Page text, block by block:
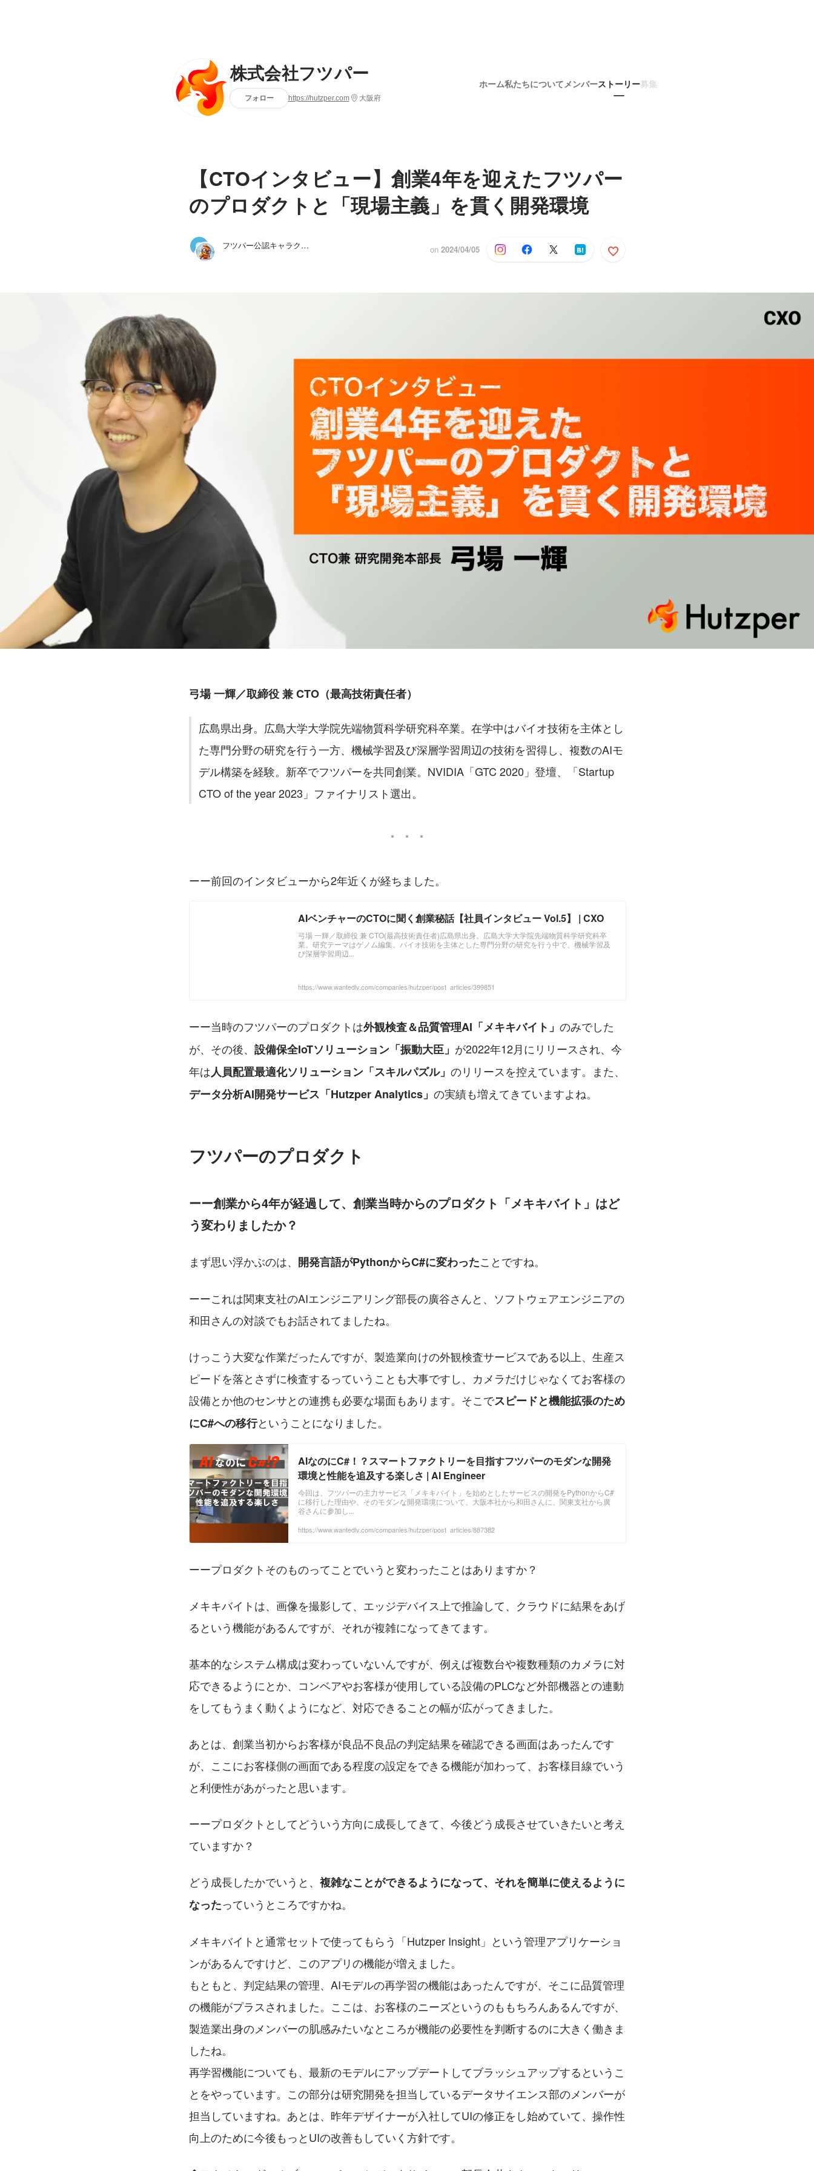
株式会社フツパー
フォロー https://hutzper.com 大阪府
ホーム私たちについて メンバーストーリー募集
【CTOインタビュー】創業4年を迎えたフツパー
のプロダクトと「現場主義」を貫く開発環境
フツパー公認キャラクター Hutzpy（フツピー）, 島本 海舟 他19人
on 2024/04/05
弓場 一輝／取締役 兼 CTO（最高技術責任者）
広島県出身。広島大学大学院先端物質科学研究科卒業。在学中はバイオ技術を主体とし
た専門分野の研究を行う一方、機械学習及び深層学習周辺の技術を習得し、複数のAIモ
デル構築を経験。新卒でフツパーを共同創業。NVIDIA「GTC 2020」登壇、「Startup
CTO of the year 2023」ファイナリスト選出。
ーー前回のインタビューから2年近くが経ちました。
AIベンチャーのCTOに聞く創業秘話【社員インタビュー Vol.5】 | CXO
弓場 一輝／取締役 兼 CTO(最高技術責任者)広島県出身。広島大学大学院先端物質科学研究科卒
業。研究テーマはゲノム編集。バイオ技術を主体とした専門分野の研究を行う中で、機械学習及
び深層学習周辺...
https://www.wantedly.com/companies/hutzper/post_articles/399851
ーー当時のフツパーのプロダクトは外観検査＆品質管理AI「メキキバイト」 のみでした
が、その後、 設備保全IoTソリューション「振動大臣」 が2022年12月にリリースされ、今
年は人員配置最適化ソリューション「スキルパズル」 のリリースを控えています。また、
データ分析AI開発サービス「Hutzper Analytics」 の実績も増えてきていますよね。
フツパーのプロダクト
ーー創業から4年が経過して、創業当時からのプロダクト「メキキバイト」はど
う変わりましたか？
まず思い浮かぶのは、 開発言語がPythonからC#に変わったことですね。
ーーこれは関東支社のAIエンジニアリング部長の廣谷さんと、ソフトウェアエンジニアの
和田さんの対談でもお話されてましたね。
けっこう大変な作業だったんですが、製造業向けの外観検査サービスである以上、生産ス
ピードを落とさずに検査するっていうことも大事ですし、カメラだけじゃなくてお客様の
設備とか他のセンサとの連携も必要な場面もあります。そこでスピードと機能拡張のため
にC#への移行ということになりました。
AIなのにC#！？スマートファクトリーを目指すフツパーのモダンな開発
環境と性能を追及する楽しさ | AI Engineer
今回は、フツパーの主力サービス「メキキバイト」を始めとしたサービスの開発をPythonからC#
に移行した理由や、そのモダンな開発環境について、大阪本社から和田さんに、関東支社から廣
谷さんに参加し...
https://www.wantedly.com/companies/hutzper/post_articles/887382
ーープロダクトそのものってことでいうと変わったことはありますか？
メキキバイトは、画像を撮影して、エッジデバイス上で推論して、クラウドに結果をあげ
るという機能があるんですが、それが複雑になってきてます。
基本的なシステム構成は変わっていないんですが、例えば複数台や複数種類のカメラに対
応できるようにとか、コンベアやお客様が使用している設備のPLCなど外部機器との連動
をしてもうまく動くようになど、対応できることの幅が広がってきました。
あとは、創業当初からお客様が良品不良品の判定結果を確認できる画面はあったんです
が、ここにお客様側の画面である程度の設定をできる機能が加わって、お客様目線でいう
と利便性があがったと思います。
ーープロダクトとしてどういう方向に成長してきて、今後どう成長させていきたいと考え
ていますか？
どう成長したかでいうと、 複雑なことができるようになって、それを簡単に使えるように
なったっていうところですかね。
メキキバイトと通常セットで使ってもらう「Hutzper Insight」という管理アプリケーショ
ンがあるんですけど、このアプリの機能が増えました。
もともと、判定結果の管理、AIモデルの再学習の機能はあったんですが、そこに品質管理
の機能がプラスされました。ここは、お客様のニーズというのももちろんあるんですが、
製造業出身のメンバーの肌感みたいなところが機能の必要性を判断するのに大きく働きま
したね。
再学習機能についても、最新のモデルにアップデートしてブラッシュアップするというこ
とをやっています。この部分は研究開発を担当しているデータサイエンス部のメンバーが
担当していますね。あとは、昨年デザイナーが入社してUIの修正をし始めていて、操作性
向上のために今後もっとUIの改善もしていく方針です。
株式会社フツパー /